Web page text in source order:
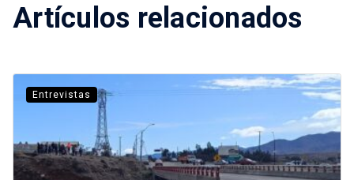
Artículos relacionados
Entrevistas